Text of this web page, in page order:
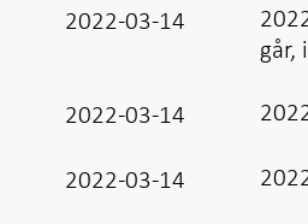
2022-03-14
går,
2022-03-14
2022-03-14